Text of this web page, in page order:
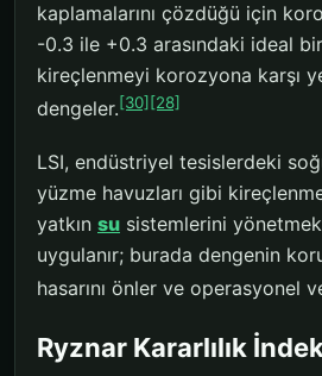
kaplamalarını çözdüğü için
-0.3 ile +0.3 arasındaki ideal
kireçlenmeyi korozyona karşı
dengeler.[30] [28]
LSI, endüstriyel tesislerdeki
yüzme havuzları gibi
yatkın su sistemlerini
uygulanır; burada dengenin
hasarını önler ve operasyonel
Ryznar Kararlılık